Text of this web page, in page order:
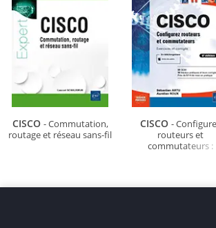
CISCO - Commutation,
routage et réseau sans-fil
CISCO -
routeurs et
commutateurs :